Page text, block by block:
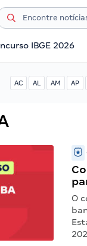
IBGE 2026
AC AL AM AP
O